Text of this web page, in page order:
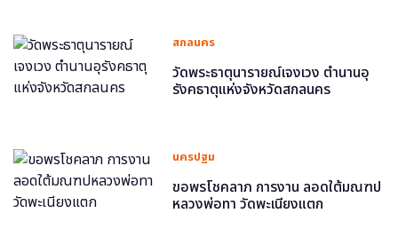
สกลนคร
วัดพระธาตุนารายณ์เจงเวง ตำนานอุ
รังคธาตุแห่งจังหวัดสกลนคร
นครปฐม
ขอพรโชคลาภ การงาน ลอดใต้มณฑป
หลวงพ่อทา วัดพะเนียงแตก